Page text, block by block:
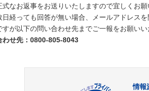
式なお返事をお送りいたしますので宜しくお
日経っても回答が無い場合、メールアドレス
すが以下の問い合わせ先までご一報をお願い
わせ先：0800-805-8043
情報